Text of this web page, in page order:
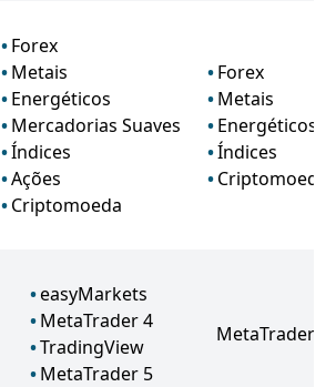
Forex
Metais
Energéticos
Mercadorias Suaves
Índices
Ações
Criptomoeda
Forex
Metais
Energéticos
Índices
Criptomoeda
easyMarkets
MetaTrader 4
TradingView
MetaTrader 5
MetaTrader 5